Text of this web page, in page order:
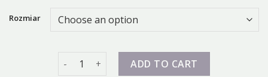
Rozmiar
nike flight quantityADD TO CART